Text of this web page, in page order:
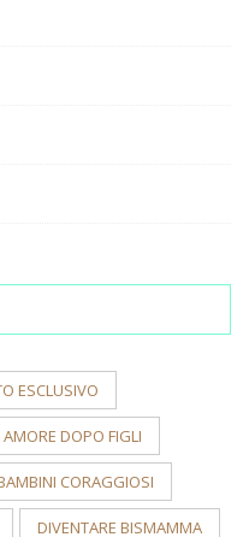
ESCLUSIVO
AMORE DOPO FIGLI
CORAGGIOSI
DIVENTARE BISMAMMA